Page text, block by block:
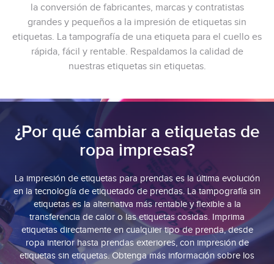
la conversión de fabricantes, marcas y contratistas
grandes y pequeños a la impresión de etiquetas sin
etiquetas. La tampografía de una etiqueta para el cuello es
rápida, fácil y rentable. Respaldamos la calidad de
nuestras etiquetas sin etiquetas.
¿Por qué cambiar a etiquetas de
ropa impresas?
La impresión de etiquetas para prendas es la última evolución
en la tecnología de etiquetado de prendas. La tampografía sin
etiquetas es la alternativa más rentable y flexible a la
transferencia de calor o las etiquetas cosidas. Imprima
etiquetas directamente en cualquier tipo de prenda, desde
ropa interior hasta prendas exteriores, con impresión de
etiquetas sin etiquetas. Obtenga más información sobre los